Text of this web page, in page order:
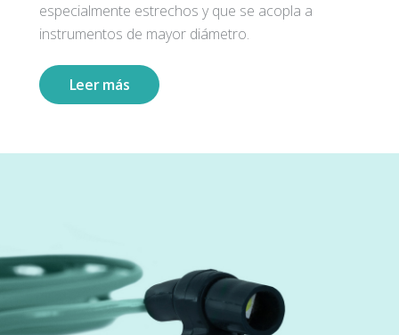
especialmente estrechos y que se acopla a
instrumentos de mayor diámetro.
Leer más